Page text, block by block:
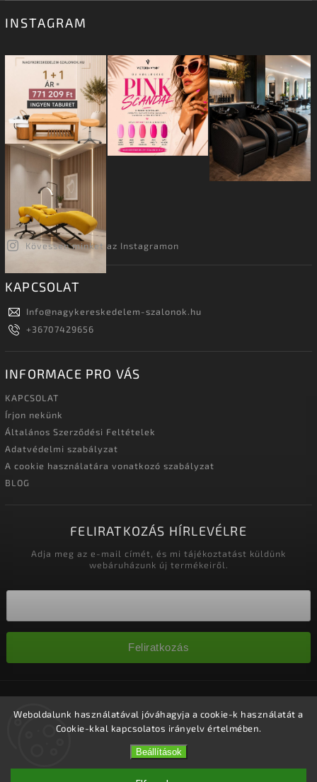
Weboldalunk használatával jóváhagyja a cookie-k használatát a
Cookie-kkal kapcsolatos irányelv értelmében.
Beállítások
INSTAGRAM
Kövessen minket az Instagramon
KAPCSOLAT
Info@nagykereskedelem-szalonok.hu
+36707429656
INFORMACE PRO VÁS
KAPCSOLAT
Írjon nekünk
Általános Szerződési Feltételek
Adatvédelmi szabályzat
A cookie használatára vonatkozó szabályzat
BLOG
FELIRATKOZÁS HÍRLEVÉLRE
Adja meg az e-mail címét, és mi tájékoztatást küldünk
webáruházunk új termékeiről.
Feliratkozás
fenntartva.
Süti beállítások szerkesztése
Shoptet| DesignShoptak.cz.